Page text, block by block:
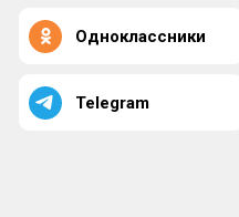
Одноклассники
Telegram